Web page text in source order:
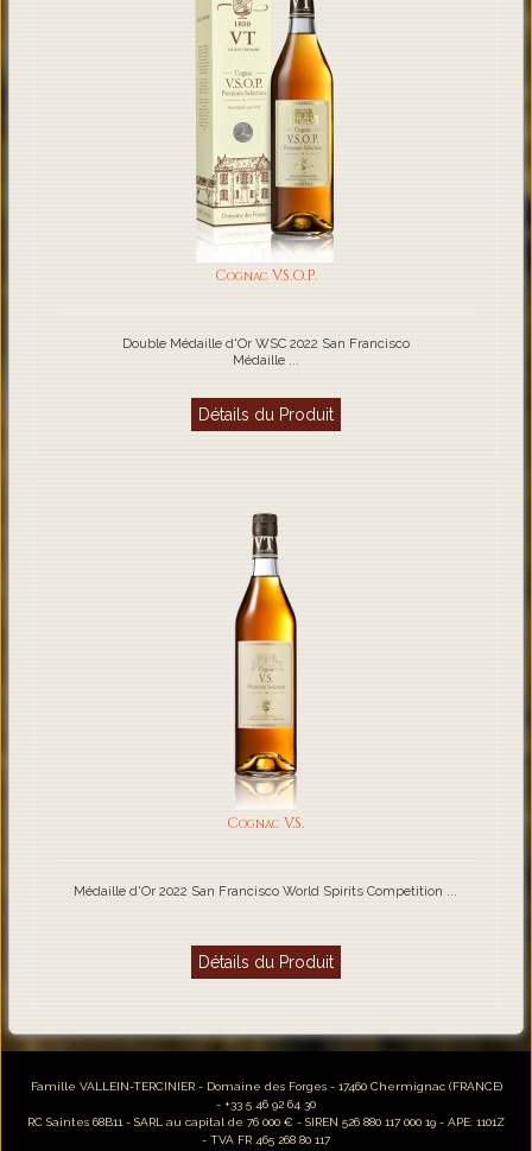
Cognac V.S.O.P.
Double Médaille d'Or WSC 2022 San Francisco
Médaille ...
Détails du Produit
Cognac V.S.
Médaille d'Or 2022 San Francisco World Spirits Competition ...
Détails du Produit
Famille VALLEIN-TERCINIER - Domaine des Forges - 17460 Chermignac (FRANCE)
- +33 5 46 92 64 30
RC Saintes 68B11 - SARL au capital de 76 000 € - SIREN 526 880 117 000 19 - APE: 1101Z
- TVA FR 465 268 80 117